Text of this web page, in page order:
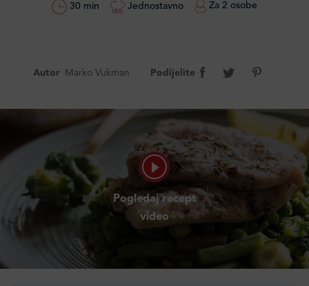
30 min Jednostavno Za 2 osobe
Autor Marko Vukman Podijelite
Pogledaj recept
video